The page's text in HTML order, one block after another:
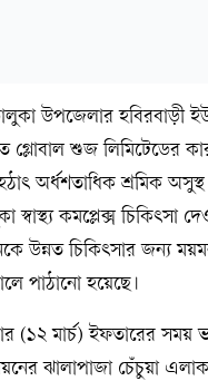
উপজেলার হবিরবাড়ী
গ্লোবাল শুজ লিমিটেডের
হঠাৎ অর্ধশতাধিক শ্রমিক
স্বাস্থ্য কমপ্লেক্স চিকিৎসা
উন্নত চিকিৎসার জন্য
পাঠানো হয়েছে।
(১২ মার্চ) ইফতারের সময়
ঝালাপাজা চেঁচুয়া